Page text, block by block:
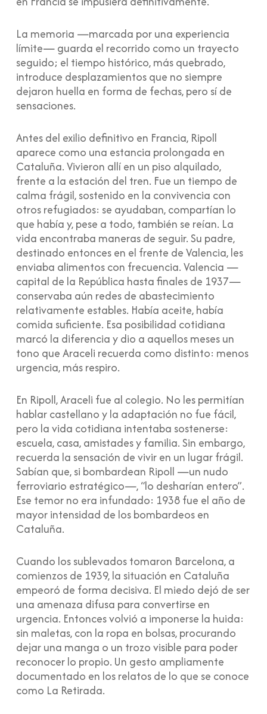
La memoria —marcada por una experiencia
límite— guarda el recorrido como un trayecto
seguido; el tiempo histórico, más quebrado,
introduce desplazamientos que no siempre
dejaron huella en forma de fechas, pero sí de
sensaciones.
Antes del exilio definitivo en Francia, Ripoll
aparece como una estancia prolongada en
Cataluña. Vivieron allí en un piso alquilado,
frente a la estación del tren. Fue un tiempo de
calma frágil, sostenido en la convivencia con
otros refugiados: se ayudaban, compartían lo
que había y, pese a todo, también se reían. La
vida encontraba maneras de seguir. Su padre,
destinado entonces en el frente de Valencia, les
enviaba alimentos con frecuencia. Valencia —
capital de la República hasta finales de 1937—
conservaba aún redes de abastecimiento
relativamente estables. Había aceite, había
comida suficiente. Esa posibilidad cotidiana
marcó la diferencia y dio a aquellos meses un
tono que Araceli recuerda como distinto: menos
urgencia, más respiro.
En Ripoll, Araceli fue al colegio. No les permitían
hablar castellano y la adaptación no fue fácil,
pero la vida cotidiana intentaba sostenerse:
escuela, casa, amistades y familia. Sin embargo,
recuerda la sensación de vivir en un lugar frágil.
Sabían que, si bombardean Ripoll —un nudo
ferroviario estratégico—, “lo desharían entero”.
Ese temor no era infundado: 1938 fue el año de
mayor intensidad de los bombardeos en
Cataluña.
Cuando los sublevados tomaron Barcelona, a
comienzos de 1939, la situación en Cataluña
empeoró de forma decisiva. El miedo dejó de ser
una amenaza difusa para convertirse en
urgencia. Entonces volvió a imponerse la huida:
sin maletas, con la ropa en bolsas, procurando
dejar una manga o un trozo visible para poder
reconocer lo propio. Un gesto ampliamente
documentado en los relatos de lo que se conoce
como La Retirada.